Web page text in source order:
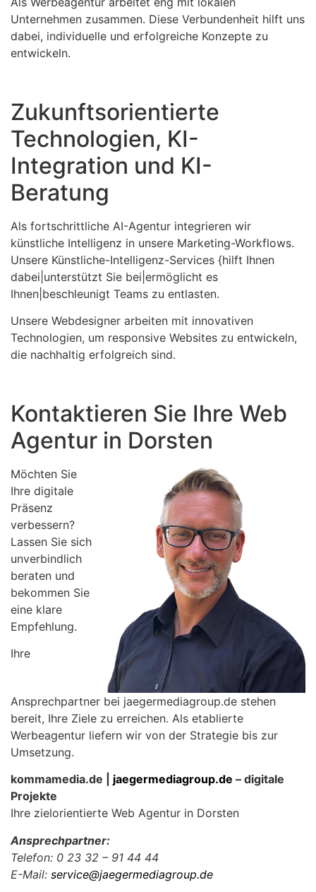
Unternehmen zusammen. Diese Verbundenheit hilft uns
dabei, individuelle und erfolgreiche Konzepte zu
entwickeln.
Zukunftsorientierte
Technologien, KI-
Integration und KI-
Beratung
Als fortschrittliche AI-Agentur integrieren wir
künstliche Intelligenz in unsere Marketing-Workflows.
Unsere Künstliche-Intelligenz-Services {hilft Ihnen
dabei|unterstützt Sie bei|ermöglicht es
Ihnen|beschleunigt Teams zu entlasten.
Unsere Webdesigner arbeiten mit innovativen
Technologien, um responsive Websites zu entwickeln,
die nachhaltig erfolgreich sind.
Kontaktieren Sie Ihre Web
Agentur in Dorsten
Möchten Sie
Ihre digitale
Präsenz
verbessern?
Lassen Sie sich
unverbindlich
beraten und
bekommen Sie
eine klare
Empfehlung.
Ihre
Ansprechpartner bei jaegermediagroup.de stehen
bereit, Ihre Ziele zu erreichen. Als etablierte
Werbeagentur liefern wir von der Strategie bis zur
Umsetzung.
kommamedia.de | jaegermediagroup.de – digitale
Projekte
Ihre zielorientierte Web Agentur in Dorsten
Ansprechpartner:
Telefon: 0 23 32 – 91 44 44
E-Mail: service@jaegermediagroup.de